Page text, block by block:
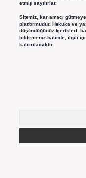
etmiş sayılırlar.
Sitemiz, kar amacı
platformudur. Hukuka ve
düşündüğünüz içerikleri,
bildirmeniz halinde, ilgili
kaldırılacaktır.